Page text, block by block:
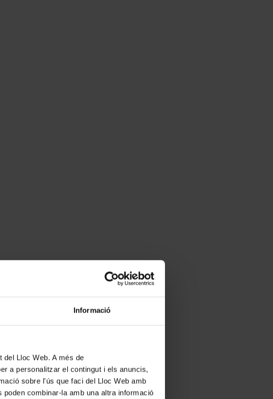
Informació
Lloc Web. A més de
a personalitzar el contingut i els anuncis,
sobre l'ús que faci del Lloc Web amb
combinar-la amb una altra informació